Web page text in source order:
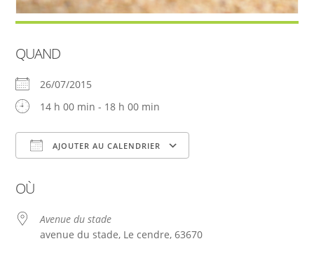
QUAND
26/07/2015
14 h 00 min - 18 h 00 min
AJOUTER AU CALENDRIER
OÙ
Avenue du stade
avenue du stade, Le cendre, 63670